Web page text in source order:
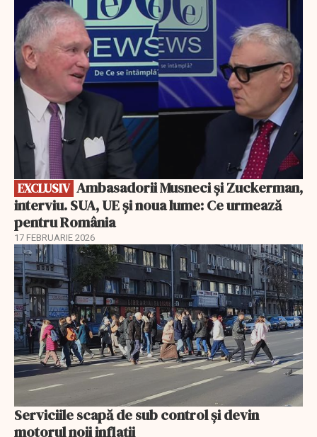
EXCLUSIV
EXCLUSIV
interviu. SUA, UE și noua lume: Ce urmează
pentru România
17 FEBRUARIE 2026
Serviciile scapă de sub control și devin
motorul noii inflații